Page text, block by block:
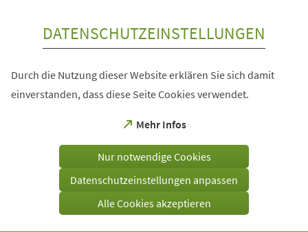
DATENSCHUTZEINSTELLUNGEN
Durch die Nutzung dieser Website erklären Sie sich damit
einverstanden, dass diese Seite Cookies verwendet.
Mehr Infos
(Öffnet
einem
Tab)
Nur notwendige Cookies
Datenschutzeinstellungen anpassen
Alle Cookies akzeptieren